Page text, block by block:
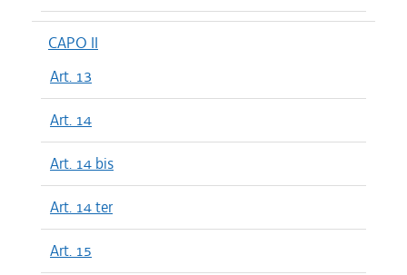
CAPO II
Art. 13
Art. 14
Art. 14 bis
Art. 14 ter
Art. 15